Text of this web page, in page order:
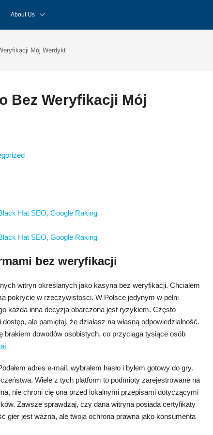
About Us
Mój Werdykt
Bez Weryfikacji Mój
Hat SEO, Google Raking
Hat SEO, Google Raking
bez weryfikacji
witryn określanych jako kasyna bez weryfikacji. Chcialem
pokrycie w rzeczywistości. W Polsce jedynym w pełni
każda inna decyzja obarczona jest ryzykiem. Często
ale pamiętaj, że działasz na własną odpowiedzialność.
brakiem dowodów osobistych, co przyciąga tysiące osób
adres e-mail, wybrałem hasło i byłem gotowy do gry.
Wiele z tych platform to podmioty zarejestrowane na
nie chroni cię ona przed lokalnymi przepisami dotyczącymi
Zawsze sprawdzaj, czy dana witryna posiada certyfikaty
gier jest ważna, ale twoja ochrona prawna jako konsumenta